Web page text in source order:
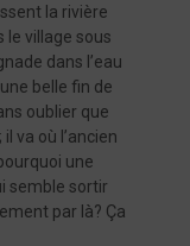
la rivière
le village sous
dans l’eau
belle fin de
oublier que
va où l’ancien
une
semble sortir
par là? Ça